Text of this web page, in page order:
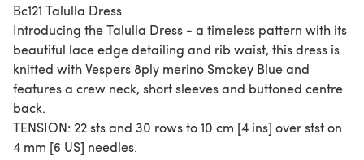
Bc121 Talulla Dress
Introducing the Talulla Dress - a timeless pattern with its
beautiful lace edge detailing and rib waist, this dress is
knitted with Vespers 8ply merino Smokey Blue and
features a crew neck, short sleeves and buttoned centre
back.
TENSION: 22 sts and 30 rows to 10 cm [4 ins] over stst on
4 mm [6 US] needles.